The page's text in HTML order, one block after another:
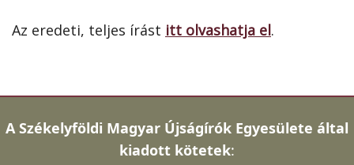
Az eredeti, teljes írást itt olvashatja el.
A Székelyföldi Magyar Újságírók Egyesülete által
kiadott kötetek: